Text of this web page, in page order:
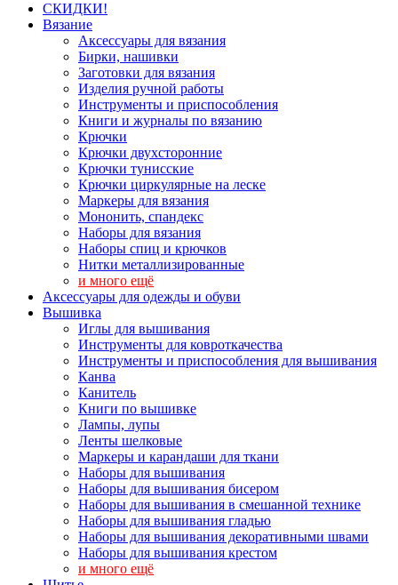
СКИДКИ!
Вязание
Аксессуары для вязания
Бирки, нашивки
Заготовки для вязания
Изделия ручной работы
Инструменты и приспособления
Книги и журналы по вязанию
Крючки
Крючки двухсторонние
Крючки тунисские
Крючки циркулярные на леске
Маркеры для вязания
Мононить, спандекс
Наборы для вязания
Наборы спиц и крючков
Нитки металлизированные
и много ещё
Аксессуары для одежды и обуви
Вышивка
Иглы для вышивания
Инструменты для ковроткачества
Инструменты и приспособления для вышивания
Канва
Канитель
Книги по вышивке
Лампы, лупы
Ленты шелковые
Маркеры и карандаши для ткани
Наборы для вышивания
Наборы для вышивания бисером
Наборы для вышивания в смешанной технике
Наборы для вышивания гладью
Наборы для вышивания декоративными швами
Наборы для вышивания крестом
и много ещё